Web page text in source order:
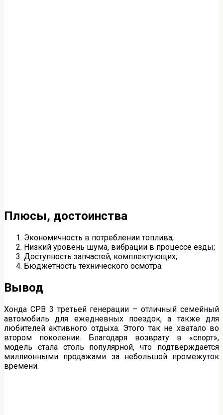
Плюсы, достоинства
Экономичность в потреблении топлива;
Низкий уровень шума, вибрации в процессе езды;
Доступность запчастей, комплектующих;
Бюджетность технического осмотра.
Вывод
Хонда СРВ 3 третьей генерации – отличный семейный
автомобиль для ежедневных поездок, а также для
любителей активного отдыха. Этого так не хватало во
втором поколении. Благодаря возврату в «спорт»,
модель стала столь популярной, что подтверждается
миллионными продажами за небольшой промежуток
времени.